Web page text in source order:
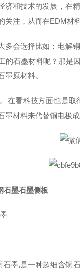
济和技术的发展，在
关注，从而在EDM材
多会选择比如：电解
的石墨材料呢？那是
墨原材料。
在看科技方面也是
墨材料来代替铜电极成
石墨石墨侧板
墨,是一种超细含铜